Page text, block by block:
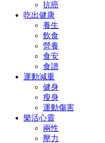
抗癌
吃出健康
養生
飲食
營養
食安
食譜
運動減重
健身
瘦身
運動傷害
樂活心靈
兩性
壓力